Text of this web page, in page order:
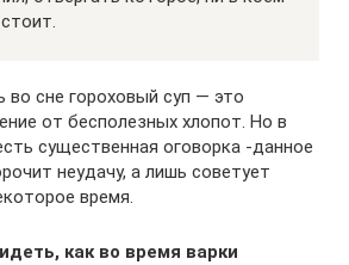
во сне гороховый суп — это
от бесполезных хлопот. Но в
существенная оговорка -данное
неудачу, а лишь советует
время.
как во время варки